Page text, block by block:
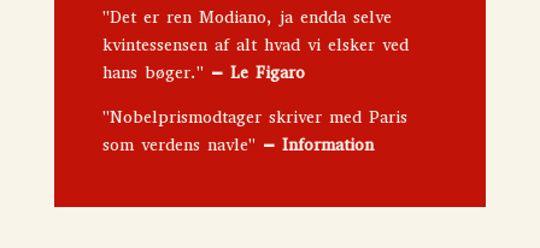
"Det er ren Modiano, ja endda selve
kvintessensen af alt hvad vi elsker ved
hans bøger." –Le Figaro
"Nobelprismodtager skriver med Paris
som verdens navle" –Information